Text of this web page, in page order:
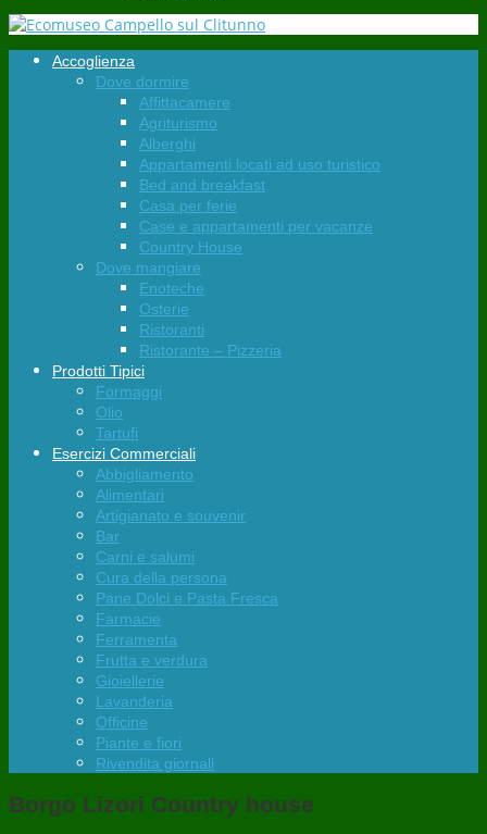
Accoglienza
Dove dormire
Affittacamere
Agriturismo
Alberghi
Appartamenti locati ad uso turistico
Bed and breakfast
Casa per ferie
Case e appartamenti per vacanze
Country House
Dove mangiare
Enoteche
Osterie
Ristoranti
Ristorante – Pizzeria
Prodotti Tipici
Formaggi
Olio
Tartufi
Esercizi Commerciali
Abbigliamento
Alimentari
Artigianato e souvenir
Bar
Carni e salumi
Cura della persona
Pane Dolci e Pasta Fresca
Farmacie
Ferramenta
Frutta e verdura
Gioiellerie
Lavanderia
Officine
Piante e fiori
Rivendita giornali
Borgo Lizori Country house